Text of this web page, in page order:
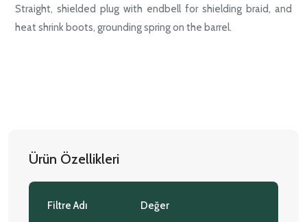
Straight, shielded plug with endbell for shielding braid, and
heat shrink boots, grounding spring on the barrel.
Ürün Özellikleri
Filtre Adı Değer